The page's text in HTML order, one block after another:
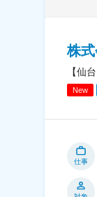
株
【仙
New
仕事